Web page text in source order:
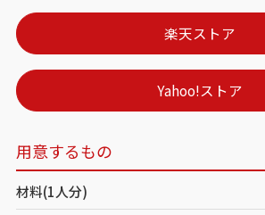
楽天ストア
Yahoo!ストア
用意するもの
材料(1人分)